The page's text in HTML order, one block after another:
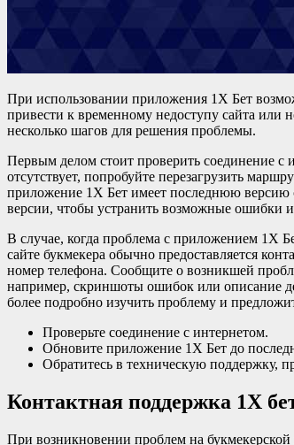
При использовании приложения 1X Бет
привести к временному недоступу сайта или
несколько шагов для решения проблемы.
Первым делом стоит проверить соединение с
отсутствует, попробуйте перезагрузить
приложение 1X Бет имеет последнюю версию
версии, чтобы устранить возможные ошибки
В случае, когда проблема с приложением 1X
сайте букмекера обычно предоставляется
номер телефона. Сообщите о возникшей
например, скриншоты ошибок или описание
более подробно изучить проблему и
Проверьте соединение с интернетом.
Обновите приложение 1X Бет до
Обратитесь в техническую поддержку,
Контактная поддержка 1X
При возникновении проблем на